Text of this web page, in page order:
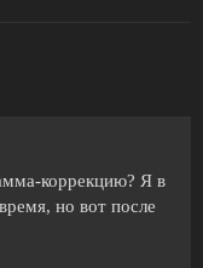
коррекцию? Я в
но вот после